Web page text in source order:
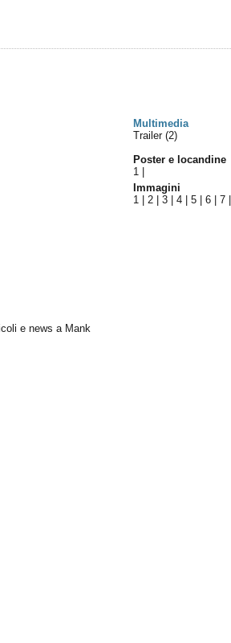
Multimedia
e news a Mank
Trailer (2)
Poster e locandine
1
Immagini
1 |2 |3 |4 |5 |6 |7